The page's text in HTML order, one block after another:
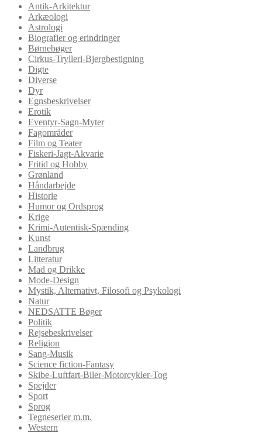
Antik-Arkitektur
Arkæologi
Astrologi
Biografier og erindringer
Børnebøger
Cirkus-Trylleri-Bjergbestigning
Digte
Diverse
Dyr
Egnsbeskrivelser
Erotik
Eventyr-Sagn-Myter
Fagområder
Film og Teater
Fiskeri-Jagt-Akvarie
Fritid og Hobby
Grønland
Håndarbejde
Historie
Humor og Ordsprog
Krige
Krimi-Autentisk-Spænding
Kunst
Landbrug
Litteratur
Mad og Drikke
Mode-Design
Mystik, Alternativt, Filosofi og Psykologi
Natur
NEDSATTE Bøger
Politik
Rejsebeskrivelser
Religion
Sang-Musik
Science fiction-Fantasy
Skibe-Luftfart-Biler-Motorcykler-Tog
Spejder
Sport
Sprog
Tegneserier m.m.
Western